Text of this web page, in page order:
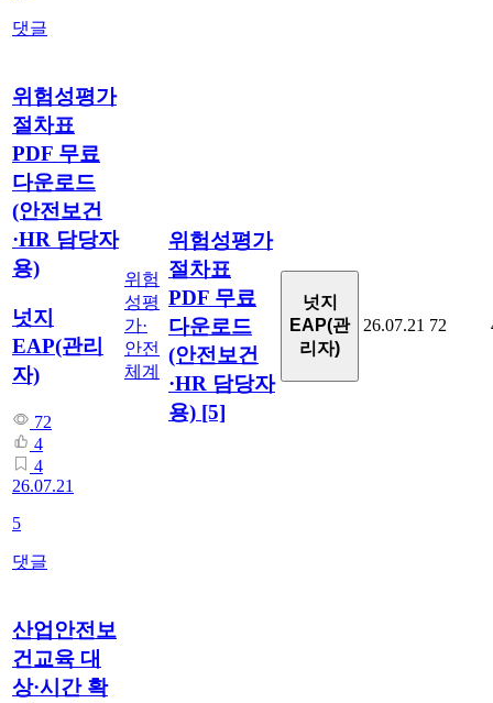
댓글
위험성평가
절차표
PDF 무료
다운로드
(안전보건
·HR 담당자
용)
넛지
EAP(관리
자)
72
4
4
26.07.21
5
댓글
위험
성평
가·
안전
체계
위험성평가
절차표
PDF 무료
다운로드
(안전보건
·HR 담당자
용) [5]
넛지
EAP(관
리자)
26.07.21 72
산업안전보
건교육 대
상·시간 확